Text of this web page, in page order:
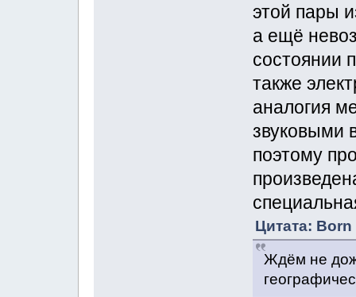
этой пары
а ещё
состоянии
также
аналогия
звуковыми
поэтому
Цитата:
Ждём не